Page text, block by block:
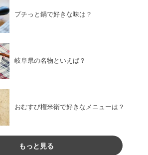
プチっと鍋で好きな味は？
岐阜県の名物といえば？
おむすび権米衛で好きなメニューは？
もっと見る